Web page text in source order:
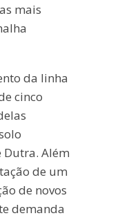
mais
da linha
cinco
Dutra. Além
de um
de novos
demanda